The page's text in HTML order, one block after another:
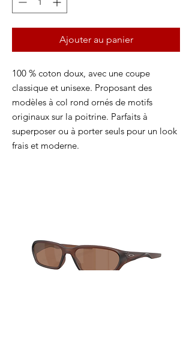
Ajouter au panier
100 % coton doux, avec une coupe
classique et unisexe. Proposant des
modèles à col rond ornés de motifs
originaux sur la poitrine. Parfaits à
superposer ou à porter seuls pour un look
frais et moderne.